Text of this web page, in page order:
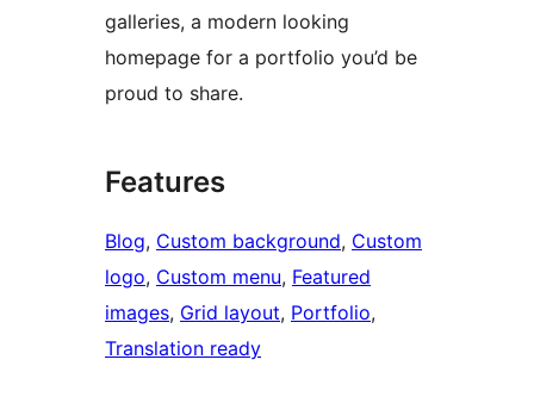
galleries, a modern looking
homepage for a portfolio you’d be
proud to share.
Features
Blog, Custom background, Custom
logo, Custom menu, Featured
images, Grid layout, Portfolio
Translation ready